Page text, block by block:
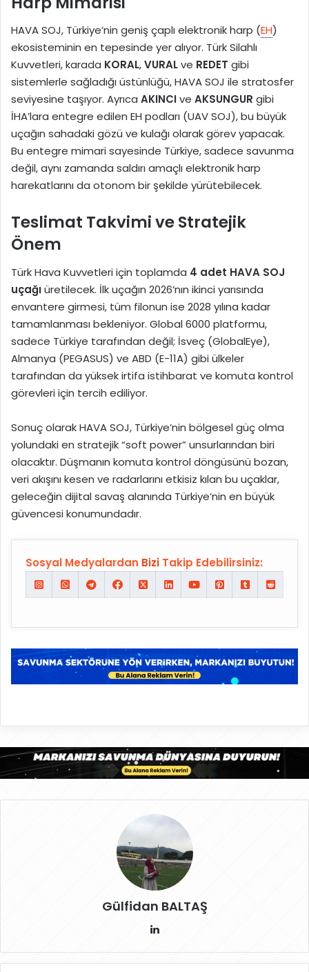
HAVA SOJ, Türkiye’nin geniş çaplı elektronik harp (EH)
ekosisteminin en tepesinde yer alıyor. Türk Silahlı
Kuvvetleri, karada KORAL,VURALve REDET gibi
sistemlerle sağladığı üstünlüğü, HAVA SOJ ile stratosfer
seviyesine taşıyor. Ayrıca AKINCIve AKSUNGUR gibi
İHA’lara entegre edilen EH podları (UAV SOJ), bu büyük
uçağın sahadaki gözü ve kulağı olarak görev yapacak.
Bu entegre mimari sayesinde Türkiye, sadece savunma
değil, aynı zamanda saldırı amaçlı elektronik harp
harekatlarını da otonom bir şekilde yürütebilecek.
Teslimat Takvimi ve Stratejik
Önem
Türk Hava Kuvvetleri için toplamda 4 adet HAVA SOJ
uçağıüretilecek. İlk uçağın 2026’nın ikinci yarısında
envantere girmesi, tüm filonun ise 2028 yılına kadar
tamamlanması bekleniyor. Global 6000 platformu,
sadece Türkiye tarafından değil; İsveç (GlobalEye),
Almanya (PEGASUS) ve ABD (E-11A) gibi ülkeler
tarafından da yüksek irtifa istihbarat ve komuta kontrol
görevleri için tercih ediliyor.
Sonuç olarak HAVA SOJ, Türkiye’nin bölgesel güç olma
yolundaki en stratejik “soft power” unsurlarından biri
olacaktır. Düşmanın komuta kontrol döngüsünü bozan,
veri akışını kesen ve radarlarını etkisiz kılan bu uçaklar,
geleceğin dijital savaş alanında Türkiye’nin en büyük
güvencesi konumundadır.
Sosyal Medyalardan Bizi Takip Edebilirsiniz:
Gülfidan BALTAŞ
dIn